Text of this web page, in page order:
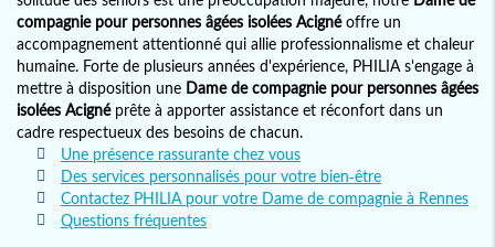
compagnie pour personnes âgées isolées Acignéoffre un
accompagnement attentionné qui allie professionnalisme et chaleur
humaine. Forte de plusieurs années d'expérience, PHILIA s'engage à
mettre à disposition une Dame de compagnie pour personnes âgées
isolées Acignéprête à apporter assistance et réconfort dans un
cadre respectueux des besoins de chacun.
Une présence rassurante chez vous
Des services personnalisés pour votre bien-être
Contactez PHILIA pour votre Dame de compagnie à Rennes
Questions fréquentes